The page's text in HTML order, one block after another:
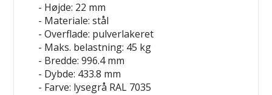
- Højde: 22 mm
- Materiale: stål
- Overflade: pulverlakeret
- Maks. belastning: 45 kg
- Bredde: 996.4 mm
- Dybde: 433.8 mm
- Farve: lysegrå RAL 7035